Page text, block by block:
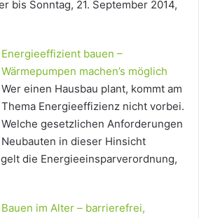
bis Sonntag, 21. September 2014,
Energieeffizient bauen –
Wärmepumpen machen’s möglich
Wer einen Hausbau plant, kommt am
Thema Energieeffizienz nicht vorbei.
Welche gesetzlichen Anforderungen
Neubauten in dieser Hinsicht
die Energieeinsparverordnung,
Bauen im Alter – barrierefrei,